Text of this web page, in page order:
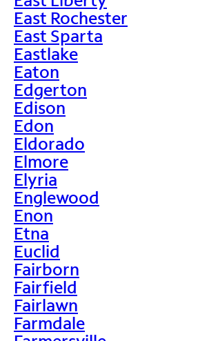
East Rochester
East Sparta
Eastlake
Eaton
Edgerton
Edison
Edon
Eldorado
Elmore
Elyria
Englewood
Enon
Etna
Euclid
Fairborn
Fairfield
Fairlawn
Farmdale